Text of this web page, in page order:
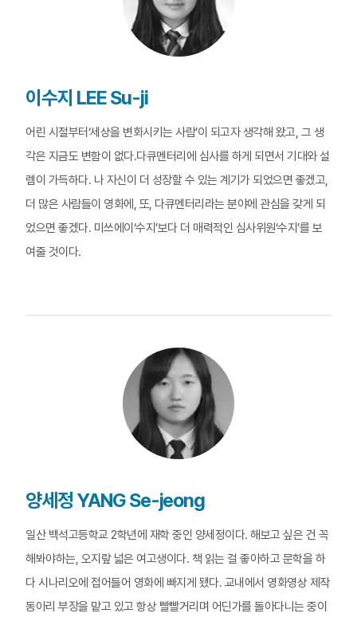
이수지 LEE Su-ji
어린 시절부터‘세상을 변화시키는 사람’이 되고자 생각해 왔고, 그 생
각은 지금도 변함이 없다.다큐멘터리에 심사를 하게 되면서 기대와 설
렘이 가득하다. 나 자신이 더 성장할 수 있는 계기가 되었으면 좋겠고,
더 많은 사람들이 영화에, 또, 다큐멘터리라는 분야에 관심을 갖게 되
었으면 좋겠다. 미쓰에이‘수지’보다 더 매력적인 심사위원‘수지’를 보
여줄 것이다.
양세정 YANG Se-jeong
일산 백석고등학교 2학년에 재학 중인 양세정이다. 해보고 싶은 건 꼭
해봐야하는, 오지랖 넓은 여고생이다. 책 읽는 걸 좋아하고 문학을 하
다 시나리오에 접어들어 영화에 빠지게 됐다. 교내에서 영화영상 제작
동아리 부장을 맡고 있고 항상 빨빨거리며 어딘가를 돌아다니는 중이